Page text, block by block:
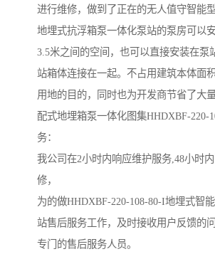
进行维修，做到了正在的无人值守智能
地埋式抗浮箱泵一体化泵站的泵房可以
3.5米之间的空间，也可以直接安装在泵
站箱体连接在一起。不占用建筑本体面
用地的目的，同时也为开发商节省了大
配式地埋箱泵一体化图集HHDXBF-220-
务：
我公司在2小时内响应维护服务,48小时
修，
为的做HHDXBF-220-108-80-I地埋式智
站售后服务工作，及时接收用户反馈的
专门的售后服务人员。